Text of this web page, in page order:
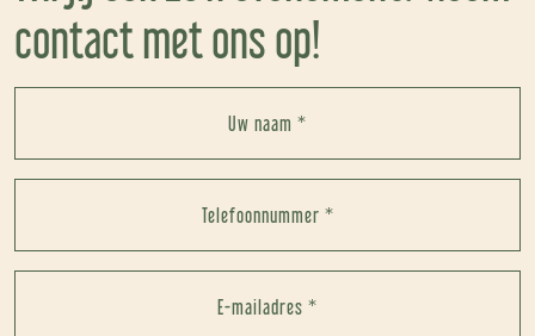
contact met ons op!
Uw naam *
Telefoonnummer *
E-mailadres *